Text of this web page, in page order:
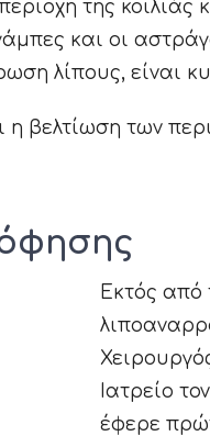
της κοιλιάς
και οι
λίπους, είναι
βελτίωση των
Εκτός από
Ιατρείο
έφερε